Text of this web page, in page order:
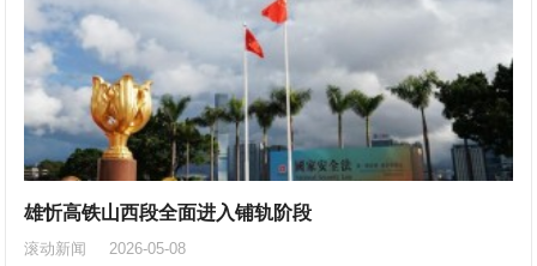
雄忻高铁山西段全面进入铺轨阶段
滚动新闻 2026-05-08